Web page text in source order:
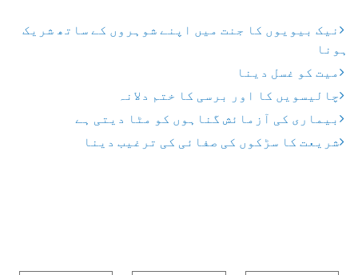
نیک بیویوں کا جنت میں اپنے شوہروں کے ساتھ شریک
ہونا
میت کو غسل دینا
چالیسویں کا اور برسی کا ختم دلانہ
بیماری کی آزمائش گناہوں کو مٹا دیتی ہے
شریعت کا سڑکوں کی صفائی کی ترغیب دینا